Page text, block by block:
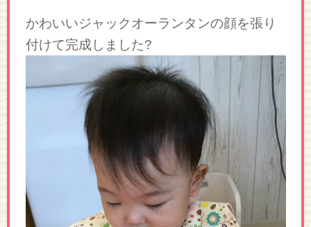
かわいいジャックオーランタンの顔を張り
付けて完成しました?